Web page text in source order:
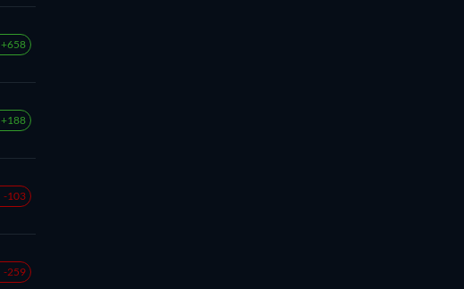
+658
+188
-103
-259